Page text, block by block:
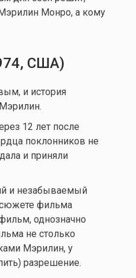
Монро, а кому
США)
и история
12 лет после
поклонников не
и приняли
и незабываемый
сюжете фильма
однозначно
не столько
Мэрилин, у
разрешение.